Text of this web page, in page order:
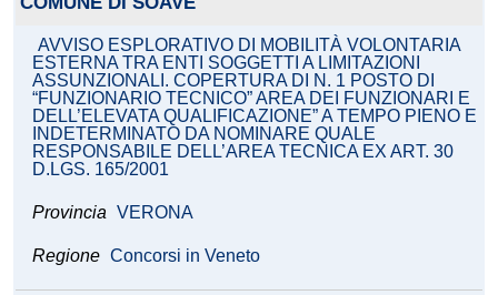
AVVISO ESPLORATIVO DI MOBILITÀ VOLONTARIA
ESTERNA TRA ENTI SOGGETTI A LIMITAZIONI
ASSUNZIONALI. COPERTURA DI N. 1 POSTO DI
“FUNZIONARIO TECNICO” AREA DEI FUNZIONARI E
DELL’ELEVATA QUALIFICAZIONE” A TEMPO PIENO E
INDETERMINATO DA NOMINARE QUALE
RESPONSABILE DELL’AREA TECNICA EX ART. 30
D.LGS. 165/2001
Provincia VERONA
Regione Concorsi in Veneto